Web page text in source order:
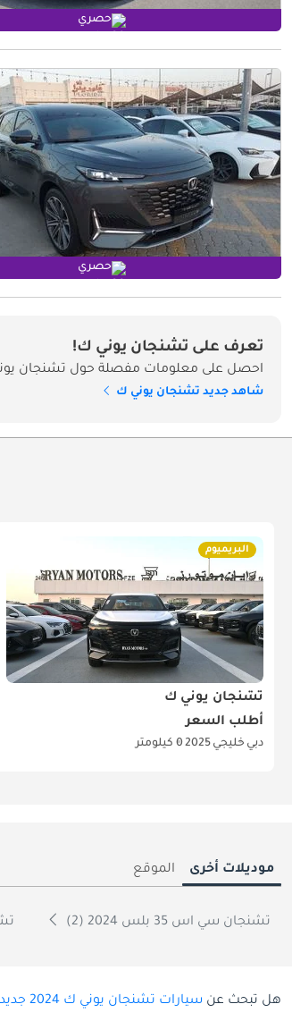
حصري
حصري
تعرف على تشنجان يوني ك!
احصل على معلومات مفصلة حول تشنجان
شاهد جديد تشنجان يوني ك
البريميوم
تشنجان يوني ك
أطلب السعر
دبي خليجي 20250 كيلومتر
موديلات أخرى الموقع
تشنجان سي اس 35 بلس 2024 (2)
هل تبحث عن سيارات تشنجان يوني ك 2024 جديدة للبيع في الإمارات